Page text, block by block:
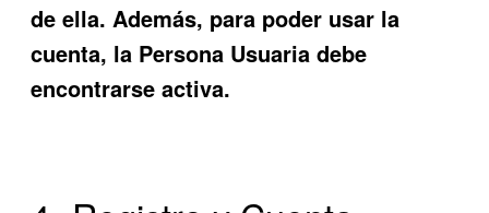
de ella. Además, para poder usar la
cuenta, la Persona Usuaria debe
encontrarse activa.